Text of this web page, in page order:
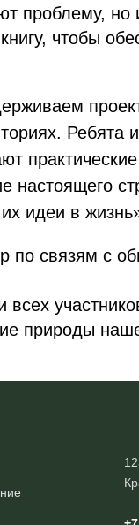
проблему,
чтобы
Ребята
настоящего
идеи в
по связям с
всех
природы